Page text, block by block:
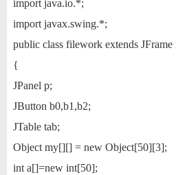
import java.io.*;
import javax.swing.*;
public class filework extends
{
JPanel p;
JButton b0,b1,b2;
JTable tab;
Object my[][] = new Object[50][3];
int a[]=new int[50];